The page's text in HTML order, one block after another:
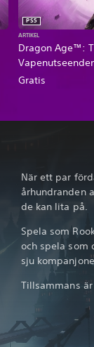
Dragon Age™:
PS5
ARTIKEL
Gratis
När ett par
århundranden
de kan lita på.
Spela som
och spela som
sju
Tillsammans